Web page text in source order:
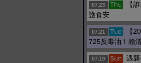
07.23 Thu
【
護食安
07.21 Tue
【
725反毒油！賴
07.19 Sun
遇